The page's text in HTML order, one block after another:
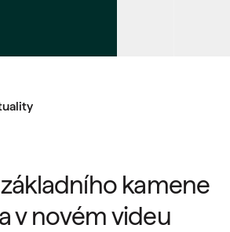
kamene
v novém videu